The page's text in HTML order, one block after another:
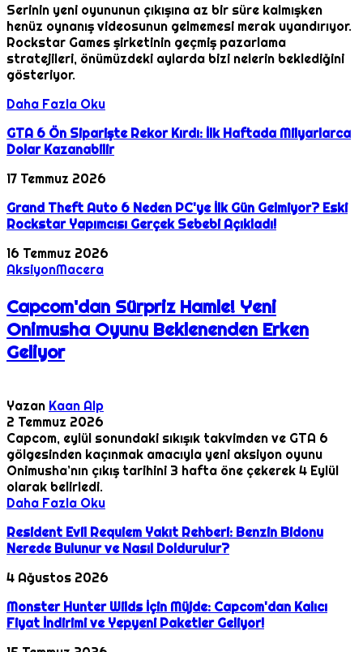
Serinin yeni oyununun çıkışına az bir süre kalmışken
henüz oynanış videosunun gelmemesi merak uyandırıyor.
Rockstar Games şirketinin geçmiş pazarlama
stratejileri, önümüzdeki aylarda bizi nelerin beklediğini
gösteriyor.
Daha Fazla Oku
GTA 6 Ön Siparişte Rekor Kırdı: İlk Haftada Milyarlarca
Dolar Kazanabilir
17 Temmuz 2026
Grand Theft Auto 6 Neden PC'ye İlk Gün Gelmiyor? Eski
Rockstar Yapımcısı Gerçek Sebebi Açıkladı!
16 Temmuz 2026
AksiyonMacera
Capcom'dan Sürpriz Hamle! Yeni
Onimusha Oyunu Beklenenden Erken
Geliyor
Yazan Kaan Alp
2 Temmuz 2026
Capcom, eylül sonundaki sıkışık takvimden ve GTA 6
gölgesinden kaçınmak amacıyla yeni aksiyon oyunu
Onimusha’nın çıkış tarihini 3 hafta öne çekerek 4 Eylül
olarak belirledi.
Daha Fazla Oku
Resident Evil Requiem Yakıt Rehberi: Benzin Bidonu
Nerede Bulunur ve Nasıl Doldurulur?
4 Ağustos 2026
Monster Hunter Wilds İçin Müjde: Capcom'dan Kalıcı
Fiyat İndirimi ve Yepyeni Paketler Geliyor!